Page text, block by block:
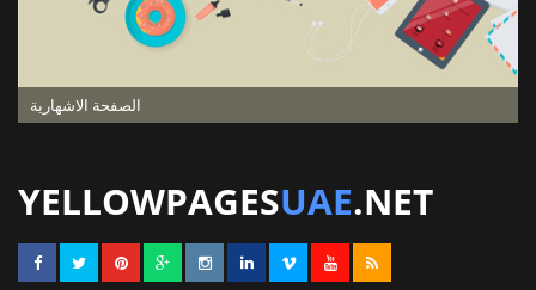
الصفحة الاشهارية
YELLOWPAGESUAE.NET